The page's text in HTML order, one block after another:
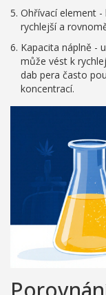
Ohřívací element -
rychlejší a
Kapacita náplně -
může vést k
dab pera často
koncentrací.